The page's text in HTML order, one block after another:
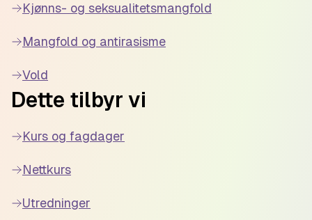
Kjønns- og seksualitetsmangfold
Mangfold og antirasisme
Vold
Dette tilbyr vi
Kurs og fagdager
Nettkurs
Utredninger